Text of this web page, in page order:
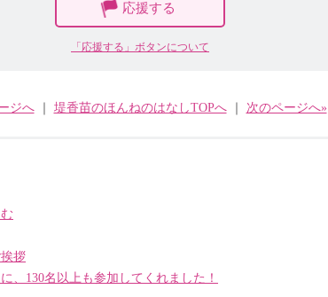
応援する
「応援する」ボタンについて
ジへ｜ 堤香苗のほんねのはなしTOPへ｜ 次のページへ»
拶
、130名以上も参加してくれました！